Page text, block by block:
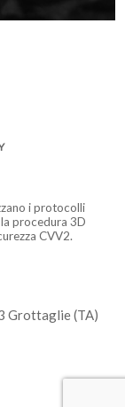
i protocolli
procedura 3D
CVV2.
Grottaglie (TA)